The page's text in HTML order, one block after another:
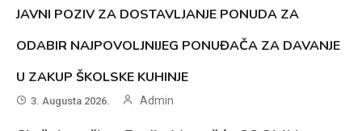
JAVNI POZIV ZA DOSTAVLJANJE PONUDA ZA
ODABIR NAJPOVOLJNIJEG PONUĐAČA ZA DAVANJE
U ZAKUP ŠKOLSKE KUHINJE
3. Augusta 2026. Admin